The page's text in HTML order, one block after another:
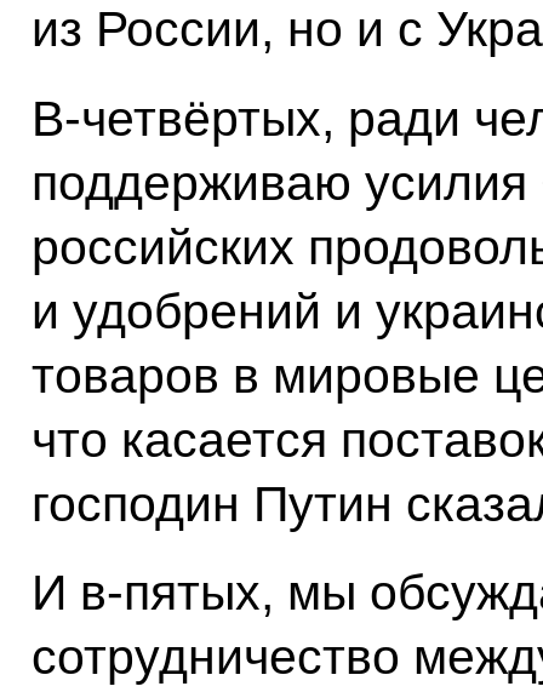
из России, но и с
В-четвёртых, ради
поддерживаю
российских
и удобрений и
товаров в мировые
что касается
господин Путин
И в-пятых, мы
сотрудничество